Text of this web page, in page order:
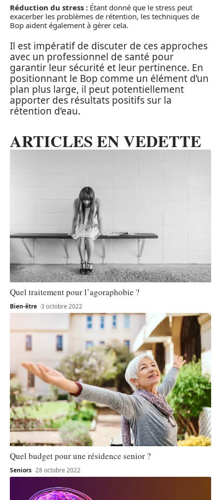
Réduction du stress : Étant donné que le stress peut
exacerber les problèmes de rétention, les techniques de
Bop aident également à gérer cela.
Il est impératif de discuter de ces approches
avec un professionnel de santé pour
garantir leur sécurité et leur pertinence. En
positionnant le Bop comme un élément d’un
plan plus large, il peut potentiellement
apporter des résultats positifs sur la
rétention d’eau.
ARTICLES EN VEDETTE
Quel traitement pour l’agoraphobie ?
Bien-être 3 octobre 2022
Quel budget pour une résidence senior ?
Seniors 28 octobre 2022